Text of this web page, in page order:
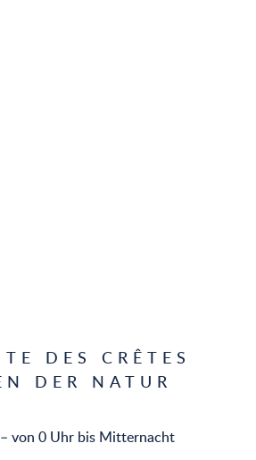
DES CRÊTES
DER NATUR
von 0 Uhr bis Mitternacht